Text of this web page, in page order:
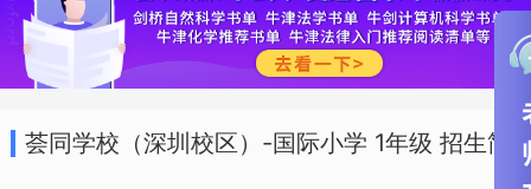
荟同学校（深圳校区）-国际小学 1年级 招生简